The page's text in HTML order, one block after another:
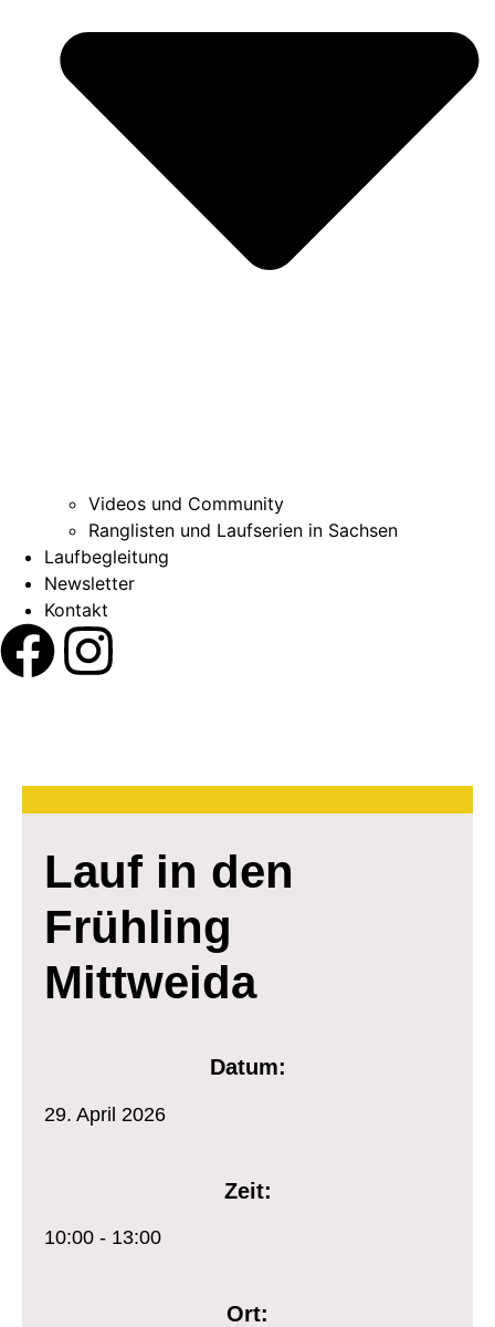
Videos und Community
Ranglisten und Laufserien in Sachsen
Laufbegleitung
Newsletter
Kontakt
Lauf in den
Frühling
Mittweida
Datum:
29. April 2026
Zeit:
10:00 - 13:00
Ort: